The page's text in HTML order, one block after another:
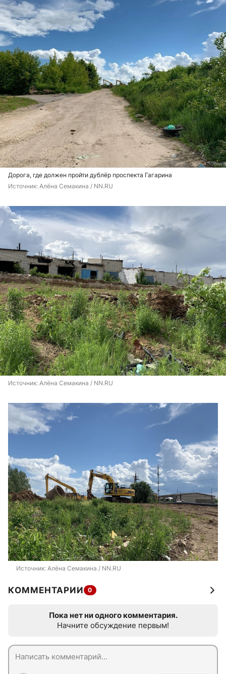
Дорога, где должен пройти дублёр проспекта Гагарина
Источник: Алёна Семакина / NN.RU
Источник: Алёна Семакина / NN.RU
Источник: Алёна Семакина / NN.RU
КОММЕНТАРИИ 0
Пока нет ни одного комментария.
Начните обсуждение первым!